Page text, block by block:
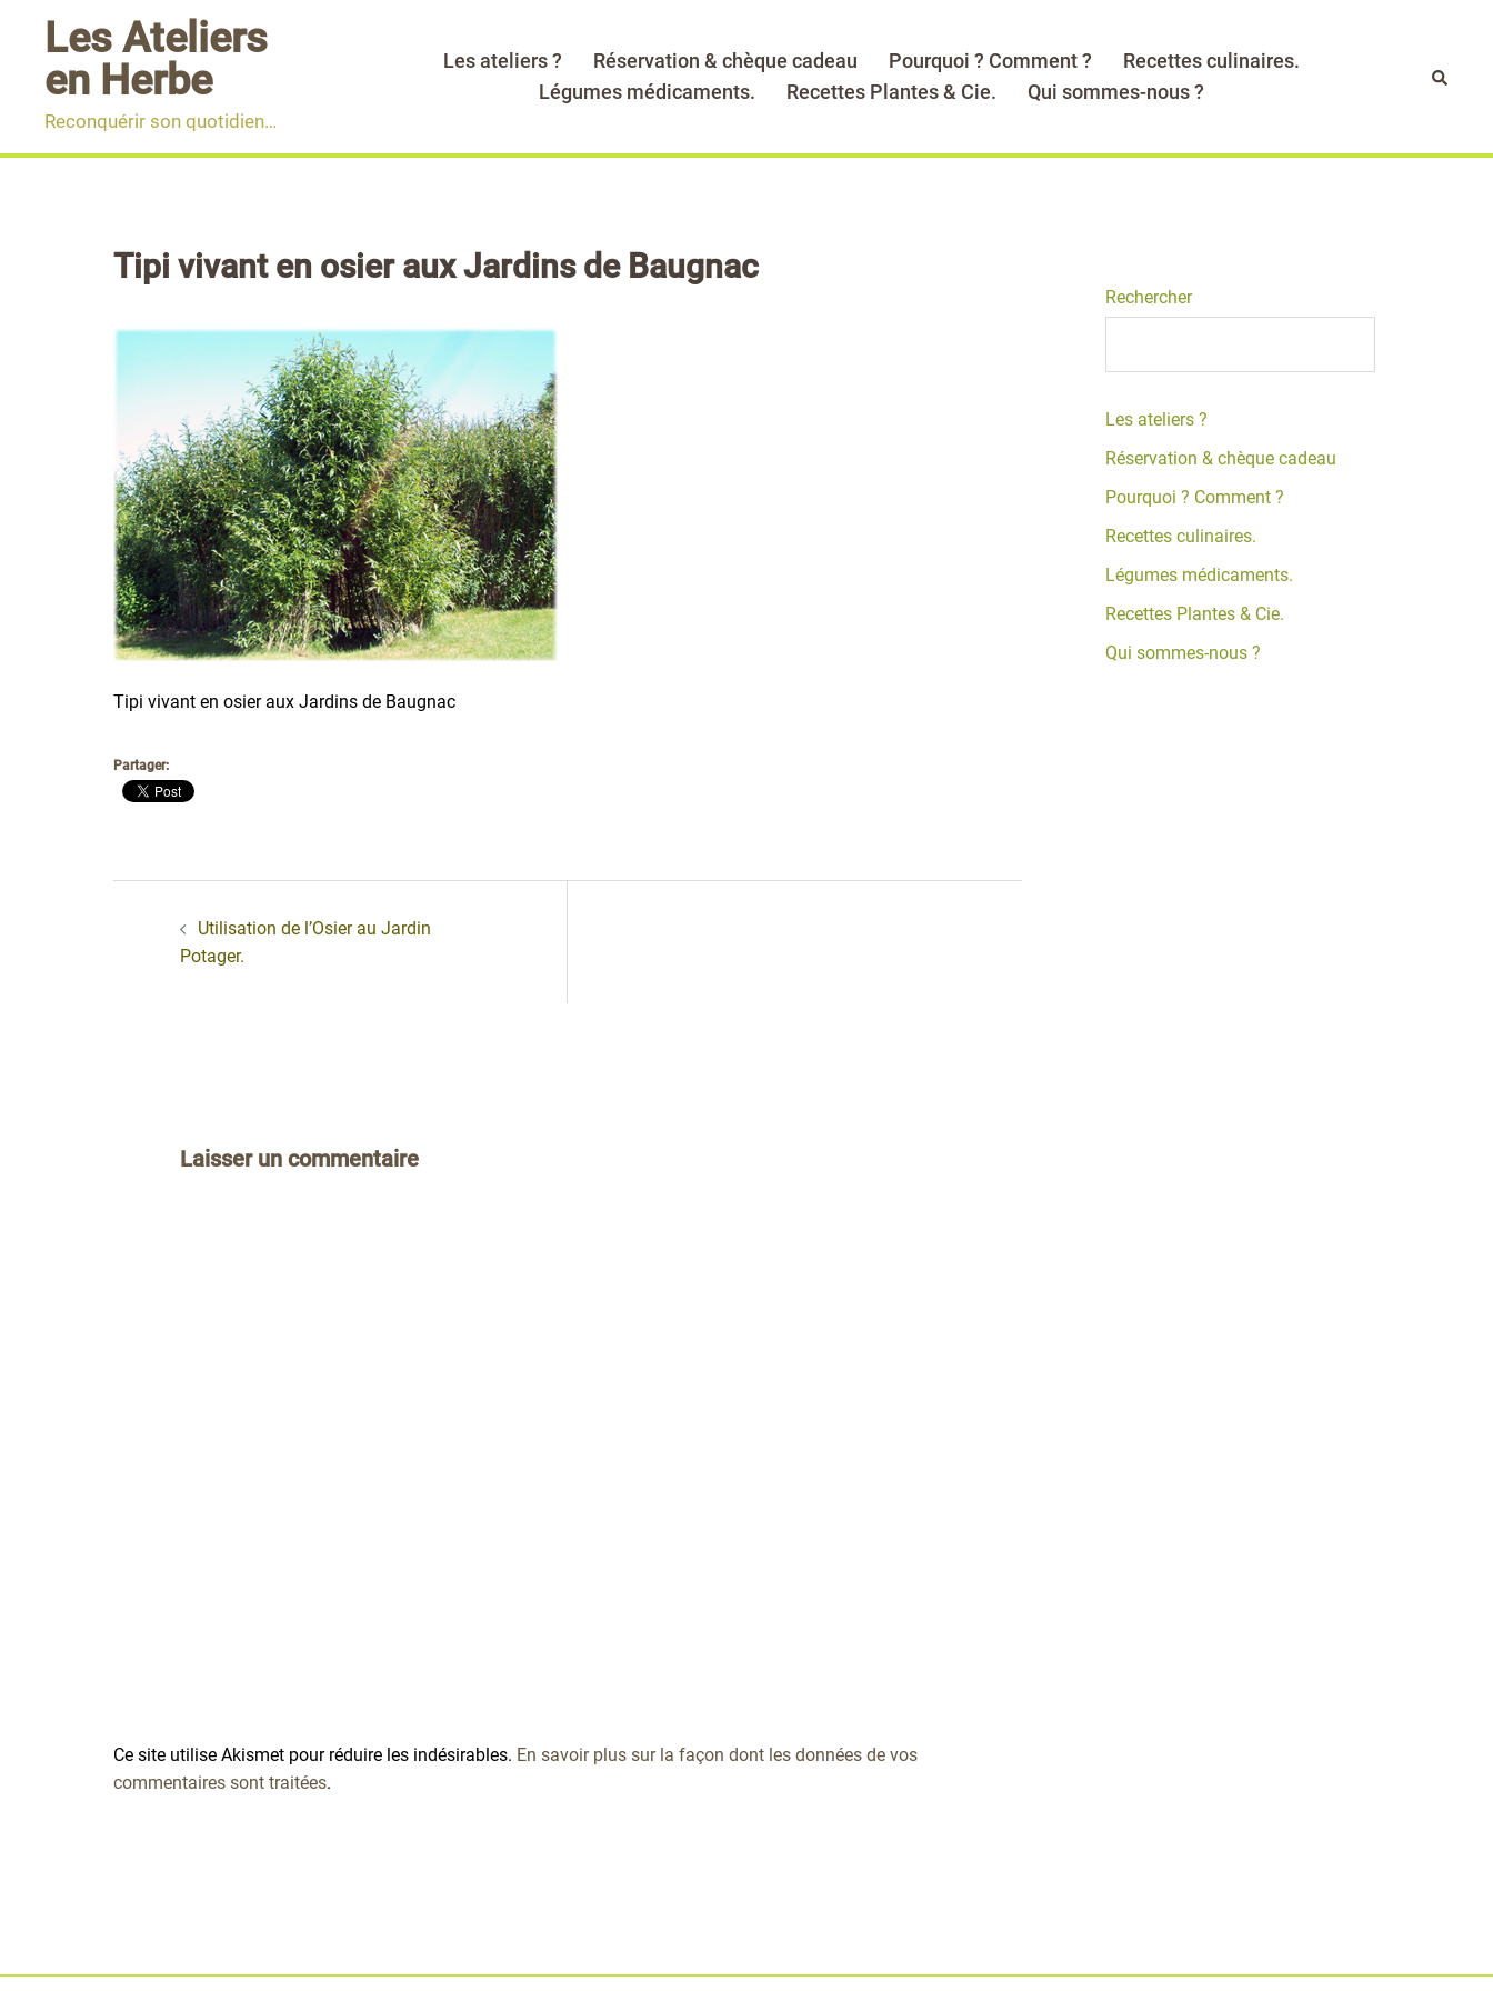
contenu
Les Ateliers
en Herbe
Reconquérir son quotidien…
Les ateliers ? Réservation & chèque cadeau Pourquoi ? Comment ?
Recettes culinaires.
Légumes médicaments.
Recettes Plantes & Cie. Qui sommes-nous ?
Tipi vivant en osier aux Jardins de Baugnac
Tipi vivant en osier aux Jardins de Baugnac
Partager:
d’articleUtilisation de l’Osier au Jardin
Potager.
Laisser un commentaire
Ce site utilise Akismet pour réduire les indésirables. En savoir plus sur la façon dont les données de vos
commentaires sont traitées.
Rechercher
Les ateliers ?
Réservation & chèque cadeau
Pourquoi ? Comment ?
Recettes culinaires.
Légumes médicaments.
Recettes Plantes & Cie.
Qui sommes-nous ?